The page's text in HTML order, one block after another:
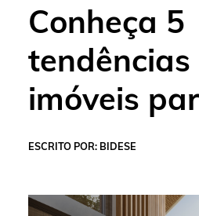
Conheça 5
tendências
imóveis
ESCRITO POR: BIDESE